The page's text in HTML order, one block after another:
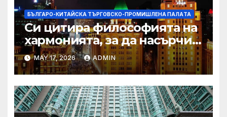
БЪЛГАРО-КИТАЙСКА ТЪРГОВСКО-ПРОМИШЛЕНА ПАЛAТА
Си цитира философията на
хармонията, за да насърчи
съжителството между
Китай и САЩ
MAY 17, 2026 ADMIN